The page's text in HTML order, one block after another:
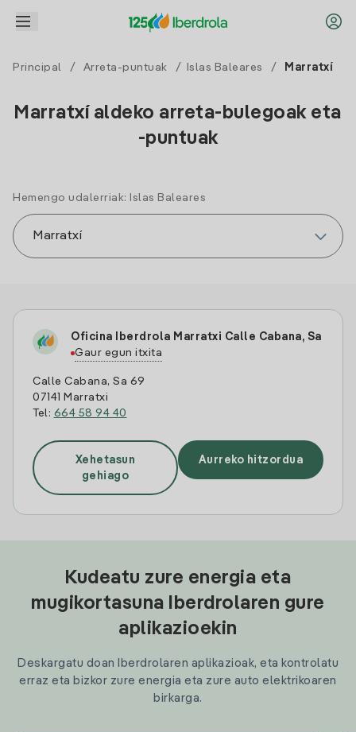
Principal / Arreta-puntuak / Islas Baleares / Marratxí
Marratxí aldeko arreta-bulegoak eta
-puntuak
Hemengo udalerriak: Islas Baleares
Oficina Iberdrola Marratxi Calle Cabana, Sa
Gaur egun itxita
Calle Cabana, Sa 69
07141 Marratxi
Tel: 664 58 94 40
Xehetasun
gehiago
Aurreko hitzordua
Kudeatu zure energia eta
mugikortasuna Iberdrolaren gure
aplikazioekin
Deskargatu doan Iberdrolaren aplikazioak, eta kontrolatu
erraz eta bizkor zure energia eta zure auto elektrikoaren
birkarga.